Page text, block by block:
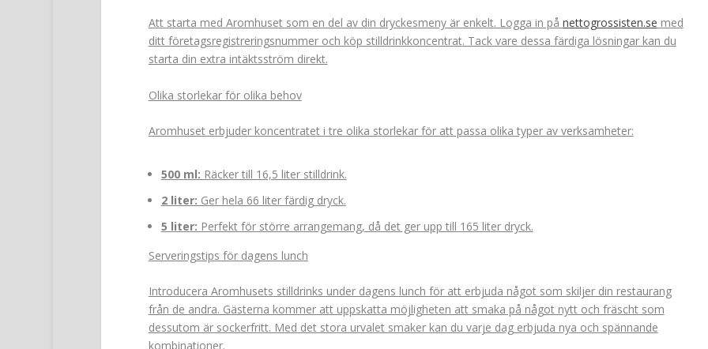
Att starta med Aromhuset som en del av din dryckesmeny är enkelt. Logga in på nettogrossisten.se med
ditt företagsregistreringsnummer och köp stilldrinkkoncentrat. Tack vare dessa färdiga lösningar kan du
starta din extra intäktsström direkt.
Olika storlekar för olika behov
Aromhuset erbjuder koncentratet i tre olika storlekar för att passa olika typer av verksamheter:
500 ml: Räcker till 16,5 liter stilldrink.
2 liter: Ger hela 66 liter färdig dryck.
5 liter: Perfekt för större arrangemang, då det ger upp till 165 liter dryck.
Serveringstips för dagens lunch
Introducera Aromhusets stilldrinks under dagens lunch för att erbjuda något som skiljer din restaurang
från de andra. Gästerna kommer att uppskatta möjligheten att smaka på något nytt och fräscht som
dessutom är sockerfritt. Med det stora urvalet smaker kan du varje dag erbjuda nya och spännande
kombinationer.